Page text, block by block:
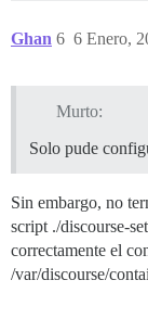
Ghan 6 Enero,
6
Murto:
Solo pude
Sin embargo, no
script ./discourse-
correctamente el
/var/discourse/